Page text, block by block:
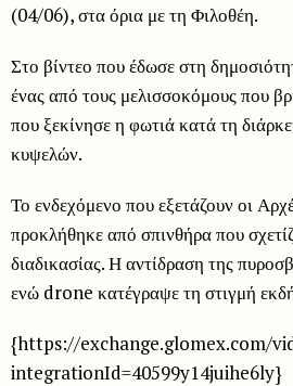
(04/06), στα όρια με τη Φιλοθέη.
Στο βίντεο που έδωσε στη
ένας από τους μελισσοκόμους που
που ξεκίνησε η φωτιά κατά τη
κυψελών.
Το ενδεχόμενο που εξετάζουν οι
προκλήθηκε από σπινθήρα που
διαδικασίας. Η αντίδραση της
ενώ drone κατέγραψε τη στιγμή
{https://exchange.glomex.com/
integrationId=40599y14juihe6ly}